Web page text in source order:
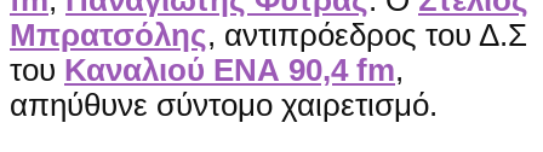
Μπρατσόλης, αντιπρόεδρος του Δ.Σ
του Καναλιού ΕΝΑ 90,4 fm,
απηύθυνε σύντομο χαιρετισμό.